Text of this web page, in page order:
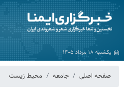
یکشنبه ۱۸ مرداد ۱۴۰۵
صفحه اصلی جامعه محیط زیست